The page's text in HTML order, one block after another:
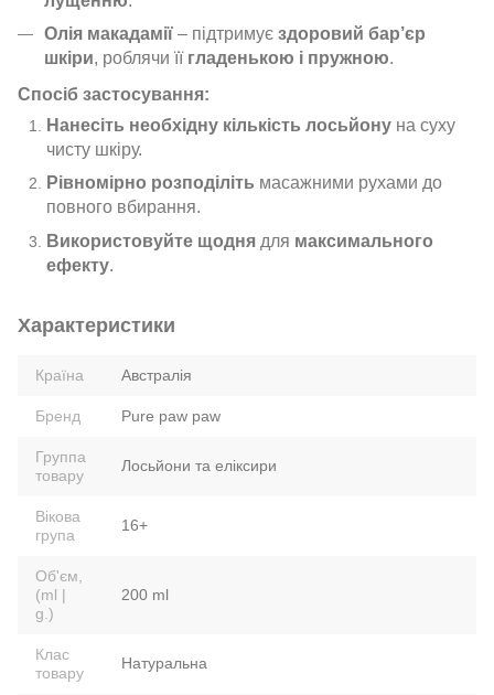
Олія макадамії – підтримує здоровий бар’єр
шкіри, роблячи її гладенькою і пружною.
Спосіб застосування:
Нанесіть необхідну кількість лосьйону на суху
чисту шкіру.
Рівномірно розподіліть масажними рухами до
повного вбирання.
Використовуйте щодня для максимального
ефекту.
Характеристики
Країна Австралія
Бренд Pure paw paw
Группа
товару
Лосьйони та еліксири
Вікова
група
16+
Об'єм,
(ml |
g.)
200 ml
Клас
товару
Натуральна